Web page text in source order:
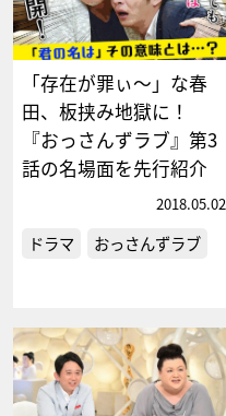
「存在が罪ぃ～」な春
田、板挟み地獄に！
『おっさんずラブ』第3
話の名場面を先行紹介
2018.05.02
ドラマ おっさんずラブ